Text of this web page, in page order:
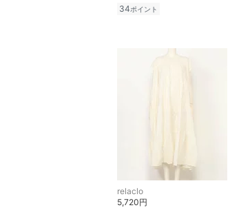
34ポイント
relaclo
5,720円